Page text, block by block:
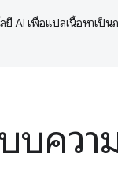
ยี AI เพื่อแปลเนื้อหาเป็
บควา